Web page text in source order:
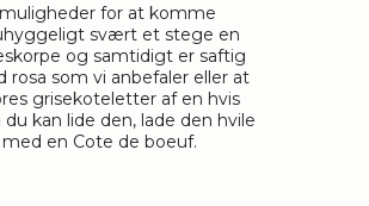
for at komme
svært et stege en
og samtidigt er saftig
som vi anbefaler eller at
grisekoteletter af en hvis
kan lide den, lade den hvile
en Cote de boeuf.